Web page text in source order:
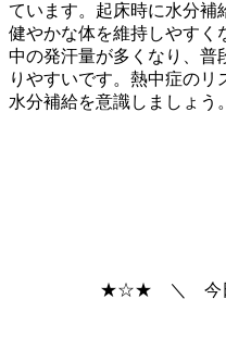
ています。起床時に水分補
健やかな体を維持しやすく
中の発汗量が多くなり、普
りやすいです。熱中症のリ
水分補給を意識しましょう。
★☆★ ＼ 今